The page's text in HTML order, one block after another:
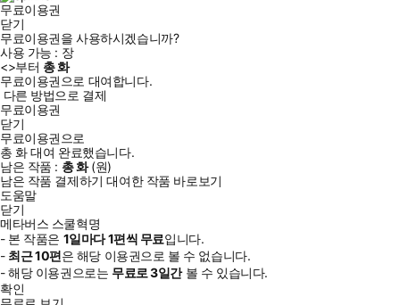
무료이용권
닫기
무료이용권을 사용하시겠습니까?
사용 가능 : 장
<>부터 총화
무료이용권으로 대여합니다.
다른 방법으로 결제
무료이용권
닫기
무료이용권으로
총 화대여 완료했습니다.
남은 작품 : 총화(원)
남은 작품 결제하기 대여한 작품 바로보기
도움말
닫기
메타버스 스쿨혁명
- 본 작품은 1일마다1편씩 무료입니다.
- 최근10편은 해당 이용권으로 볼 수 없습니다.
- 해당 이용권으로는 무료로3일간볼 수 있습니다.
확인